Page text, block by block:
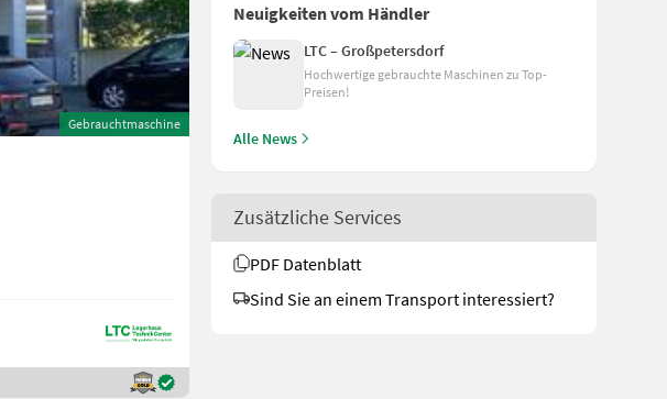
Neuigkeiten vom Händler
LTC – Großpetersdorf
Hochwertige gebrauchte Maschinen zu Top-
Preisen!
Alle News
Zusätzliche Services
PDF Datenblatt
Sind Sie an einem Transport interessiert?
Gebrauchtmaschine
inkl. 13% MwSt./Verm.
Bj. 1990 3502 h